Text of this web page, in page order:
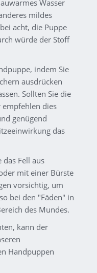
Wasser
mildes
acht, die Puppe
würde der Stoff
indem Sie
ausdrücken
Sollten Sie die
dies
genügend
das
das Fell aus
mit einer Bürste
vorsichtig, um
bei den "Fäden" in
des Mundes.
kann der
Handpuppen